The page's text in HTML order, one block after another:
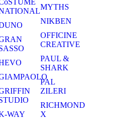
WAY
MYTHS
NIKBEN
OFFICINE
CREATIVE
PAUL &
SHARK
PAL
ZILERI
RICHMOND
X